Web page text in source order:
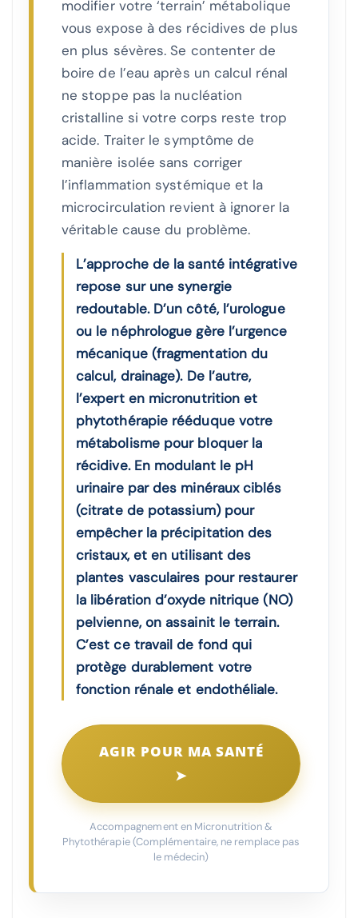
modifier votre ‘terrain’ métabolique
vous expose à des récidives de plus
en plus sévères. Se contenter de
boire de l’eau après un calcul rénal
ne stoppe pas la nucléation
cristalline si votre corps reste trop
acide. Traiter le symptôme de
manière isolée sans corriger
l’inflammation systémique et la
microcirculation revient à ignorer la
véritable cause du problème.
L’approche de la santé intégrative
repose sur une synergie
redoutable. D’un côté, l’urologue
ou le néphrologue gère l’urgence
mécanique (fragmentation du
calcul, drainage). De l’autre,
l’expert en micronutrition et
phytothérapie rééduque votre
métabolisme pour bloquer la
récidive. En modulant le pH
urinaire par des minéraux ciblés
(citrate de potassium) pour
empêcher la précipitation des
cristaux, et en utilisant des
plantes vasculaires pour restaurer
la libération d’oxyde nitrique (NO)
pelvienne, on assainit le terrain.
C’est ce travail de fond qui
protège durablement votre
fonction rénale et endothéliale.
AGIR POUR MA SANTÉ
➤
Accompagnement en Micronutrition &
Phytothérapie (Complémentaire, ne remplace pas
le médecin)